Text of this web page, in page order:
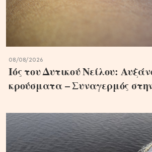
08/08/2026
Ιός του Δυτικού Νείλου:
κρούσματα – Συναγερμός